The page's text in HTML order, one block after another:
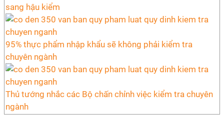
sang hậu kiểm
95% thực phẩm nhập khẩu sẽ không phải kiểm tra
chuyên ngành
Thủ tướng nhắc các Bộ chấn chỉnh việc kiểm tra chuyên
ngành